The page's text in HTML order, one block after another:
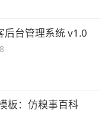
后台管理系统 v1.0
板：仿糗事百科